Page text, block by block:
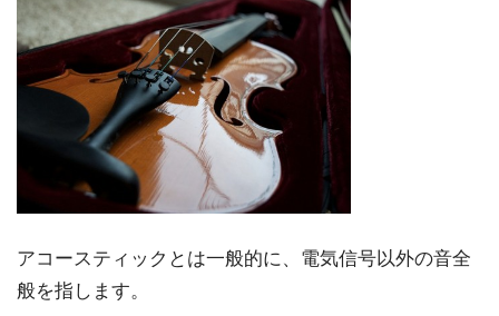
アコースティックとは一般的に、電気信号以外の音全
般を指します。